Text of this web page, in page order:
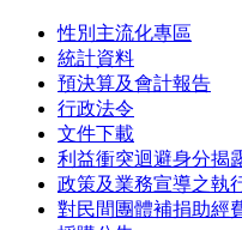
性別主流化專區
統計資料
預決算及會計報告
行政法令
文件下載
利益衝突迴避身分揭
政策及業務宣導之執
對民間團體補捐助經